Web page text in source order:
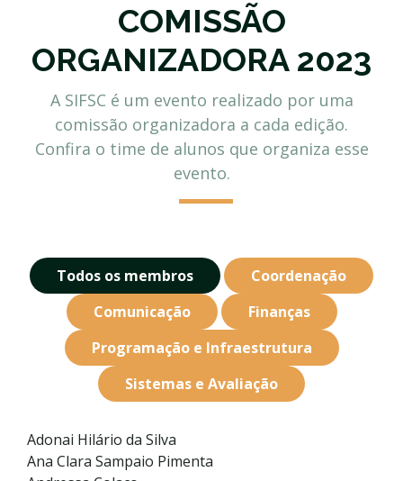
COMISSÃO
ORGANIZADORA 2023
A SIFSC é um evento realizado por uma
comissão organizadora a cada edição.
Confira o time de alunos que organiza esse
evento.
Todos os membros
Coordenação
Comunicação
Finanças
Programação e Infraestrutura
Sistemas e Avaliação
Adonai Hilário da Silva
Ana Clara Sampaio Pimenta